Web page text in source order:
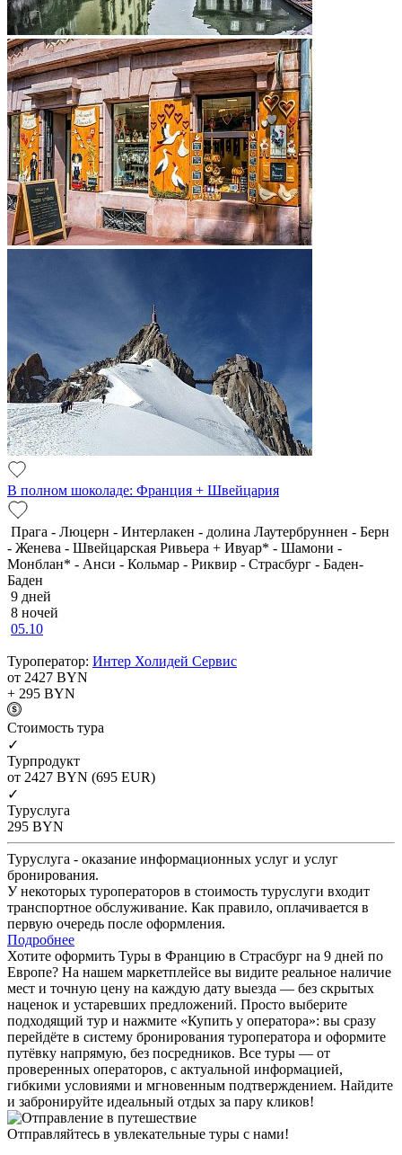
В полном шоколаде: Франция + Швейцария
Прага - Люцерн - Интерлакен - долина Лаутербруннен - Берн
- Женева - Швейцарская Ривьера + Ивуар* - Шамони -
Монблан* - Анси - Кольмар - Риквир - Страсбург - Баден-
Баден
9 дней
8 ночей
05.10
Туроператор: Интер Холидей Сервис
от 2427 BYN
+ 295 BYN
Cтоимость тура
✓
Турпродукт
от 2427 BYN (695 EUR)
✓
Туруслуга
295 BYN
Туруслуга - оказание информационных услуг и услуг
бронирования.
У некоторых туроператоров в стоимость туруслуги входит
транспортное обслуживание. Как правило, оплачивается в
первую очередь после оформления.
Подробнее
Хотите оформить Туры в Францию в Страсбург на 9 дней по
Европе? На нашем маркетплейсе вы видите реальное наличие
мест и точную цену на каждую дату выезда — без скрытых
наценок и устаревших предложений. Просто выберите
подходящий тур и нажмите «Купить у оператора»: вы сразу
перейдёте в систему бронирования туроператора и оформите
путёвку напрямую, без посредников. Все туры — от
проверенных операторов, с актуальной информацией,
гибкими условиями и мгновенным подтверждением. Найдите
и забронируйте идеальный отдых за пару кликов!
Отправляйтесь в увлекательные туры с нами!